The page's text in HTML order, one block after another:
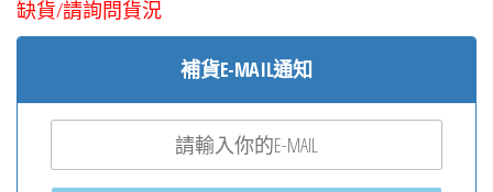
缺貨/請詢問貨況
補貨E-MAIL通知